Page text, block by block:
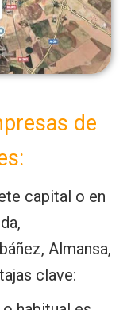
de
capital o en
Almansa,
clave: